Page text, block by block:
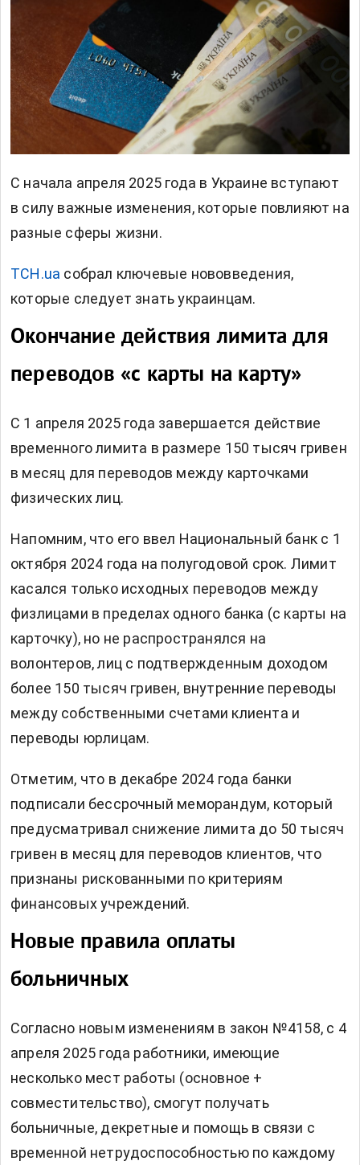
С начала апреля 2025 года в Украине вступают
в силу важные изменения, которые повлияют на
разные сферы жизни.
ТСН.ua собрал ключевые нововведения,
которые следует знать украинцам.
Окончание действия лимита для
переводов «с карты на карту»
С 1 апреля 2025 года завершается действие
временного лимита в размере 150 тысяч гривен
в месяц для переводов между карточками
физических лиц.
Напомним, что его ввел Национальный банк с 1
октября 2024 года на полугодовой срок. Лимит
касался только исходных переводов между
физлицами в пределах одного банка (с карты на
карточку), но не распространялся на
волонтеров, лиц с подтвержденным доходом
более 150 тысяч гривен, внутренние переводы
между собственными счетами клиента и
переводы юрлицам.
Отметим, что в декабре 2024 года банки
подписали бессрочный меморандум, который
предусматривал снижение лимита до 50 тысяч
гривен в месяц для переводов клиентов, что
признаны рискованными по критериям
финансовых учреждений.
Новые правила оплаты
больничных
Согласно новым изменениям в закон №4158, с 4
апреля 2025 года работники, имеющие
несколько мест работы (основное +
совместительство), смогут получать
больничные, декретные и помощь в связи с
временной нетрудоспособностью по каждому